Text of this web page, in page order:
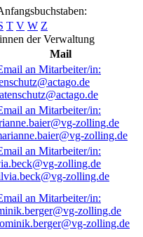
T V W Z
der Verwaltung
Mail
zolling.de
zolling.de
zolling.de